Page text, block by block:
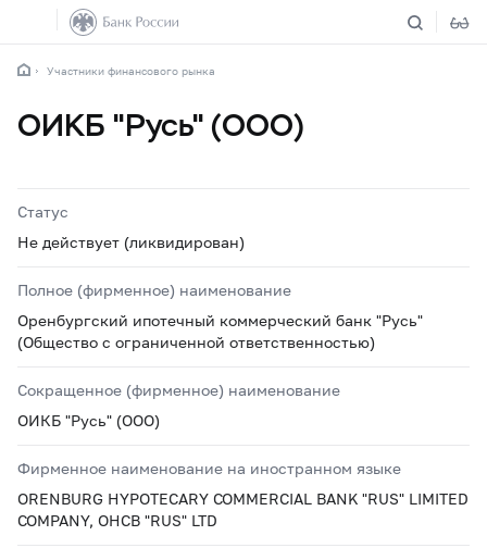
Участники финансового рынка
ОИКБ "Русь" (ООО)
Статус
Не действует (ликвидирован)
Полное (фирменное) наименование
Оренбургский ипотечный коммерческий банк "Русь"
(Общество с ограниченной ответственностью)
Сокращенное (фирменное) наименование
ОИКБ "Русь" (ООО)
Фирменное наименование на иностранном языке
ORENBURG HYPOTECARY COMMERCIAL BANK "RUS" LIMITED
COMPANY, OHCB "RUS" LTD